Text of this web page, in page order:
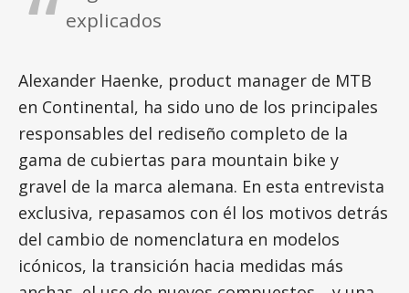
explicados
Alexander Haenke, product manager de MTB
en Continental, ha sido uno de los principales
responsables del rediseño completo de la
gama de cubiertas para mountain bike y
gravel de la marca alemana. En esta entrevista
exclusiva, repasamos con él los motivos detrás
del cambio de nomenclatura en modelos
icónicos, la transición hacia medidas más